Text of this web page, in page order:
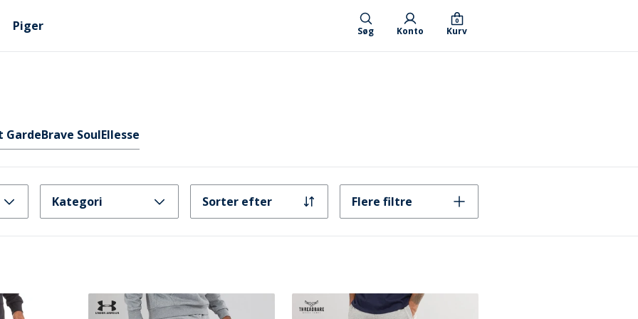
Piger Søg Konto Kurv
0
GardeBrave SoulEllesse
Kategori Sorter efter Flere filtre